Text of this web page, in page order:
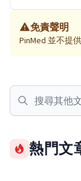
免責聲明
PinMed 並不提
熱門文